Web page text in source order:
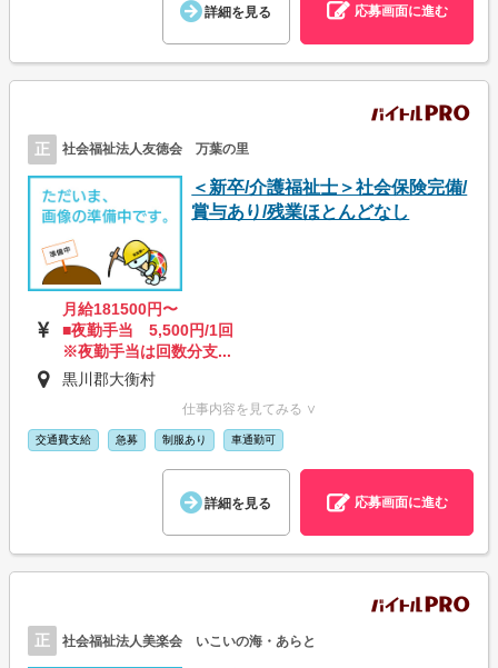
詳細を見る 応募画面に進む
正 社会福祉法人友徳会 万葉の里
＜新卒/介護福祉士＞社会保険完備/
賞与あり/残業ほとんどなし
月給181500円〜
■夜勤手当 5,500円/1回
※夜勤手当は回数分支...
黒川郡大衡村
仕事内容を見てみる ∨
交通費支給 急募 制服あり 車通勤可
詳細を見る 応募画面に進む
正 社会福祉法人美楽会 いこいの海・あらと